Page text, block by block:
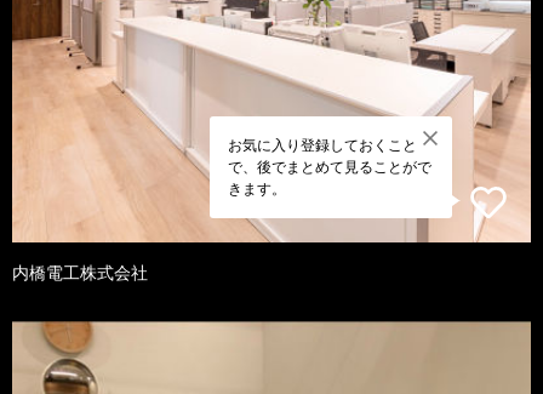
お気に入り登録しておくこと
で、後でまとめて見ることがで
きます。
内橋電工株式会社